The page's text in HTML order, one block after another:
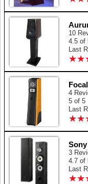
10
4.5 of
Last
★★
★★
4
5 of 5
Last
★★
★★
Sony
3
4.7 of
Last
★★
★★